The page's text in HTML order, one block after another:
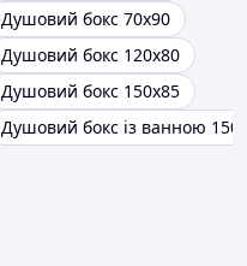
Душовий бокс 70х90
Душовий бокс 120х80
Душовий бокс 150х85
Душовий бокс із ванною